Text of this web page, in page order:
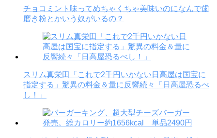
チョコミント味ってめちゃくちゃ美味いのになんで歯
磨き粉とかいう奴がいるの？
スリム真栄田「これで2千円いかない日高屋は国宝に
指定する」驚異の料金＆量に反響続々「日高屋恐るべ
し！」